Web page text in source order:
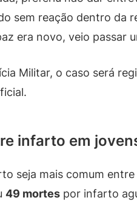
sem reação dentro da
era novo, veio passar
Militar, o caso será
infarto em
seja mais comum
49 mortes por infarto